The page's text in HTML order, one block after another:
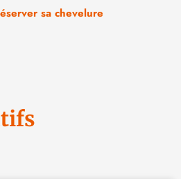
sa chevelure